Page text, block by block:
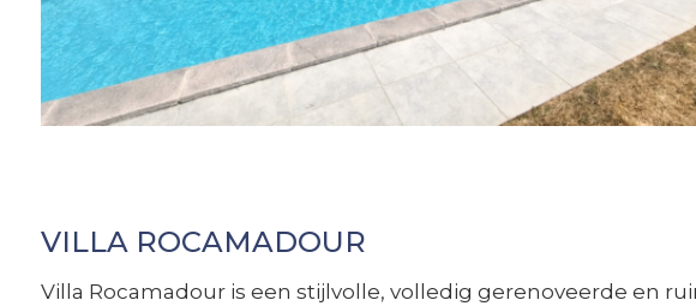
VILLA ROCAMADOUR
Villa Rocamadour is een stijlvolle, volledig gerenoveerde en